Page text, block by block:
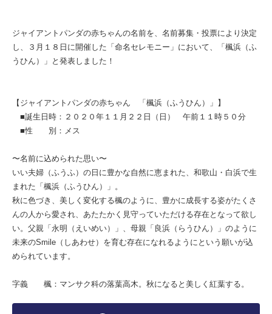
ジャイアントパンダの赤ちゃんの名前を、名前募集・投票により決定
し、３月１８日に開催した「命名セレモニー」において、「楓浜（ふ
うひん）」と発表しました！
【ジャイアントパンダの赤ちゃん 「楓浜（ふうひん）」】
■誕生日時：２０２０年１１月２２日（日） 午前１１時５０分
■性 別：メス
〜名前に込められた思い〜
いい夫婦（ふうふ）の日に豊かな自然に恵まれた、和歌山・白浜で生
まれた「楓浜（ふうひん）」。
秋に色づき、美しく変化する楓のように、豊かに成長する姿がたくさ
んの人から愛され、あたたかく見守っていただける存在となって欲し
い。父親「永明（えいめい）」、母親「良浜（らうひん）」のように
未来のSmile（しあわせ）を育む存在になれるようにという願いが込
められています。
字義 楓：マンサク科の落葉高木。秋になると美しく紅葉する。